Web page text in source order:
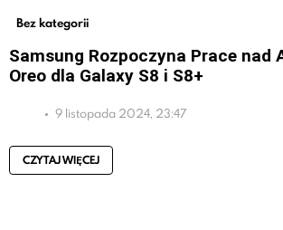
Bez kategorii
Samsung Rozpoczyna Prace nad
Oreo dla Galaxy S8 i S8+
9 listopada 2024, 23:47
CZYTAJ WIĘCEJ